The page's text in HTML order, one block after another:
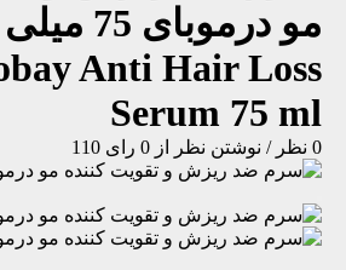
مو درموبای 75 میلی
Anti Hair Loss
Serum 75 ml
0 نظر / نوشتن نظر از 0 رای 110